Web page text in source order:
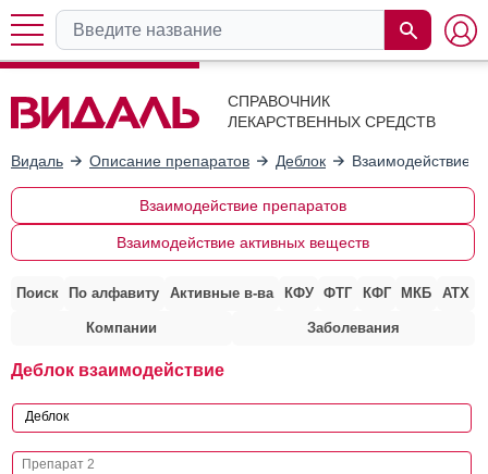
СПРАВОЧНИК
ЛЕКАРСТВЕННЫХ СРЕДСТВ
Видаль Описание препаратов Деблок Взаимодействие
Взаимодействие препаратов
Взаимодействие активных веществ
Поиск По алфавиту Активные в-ва КФУ ФТГ КФГ МКБ АТХ
Компании Заболевания
Деблок взаимодействие